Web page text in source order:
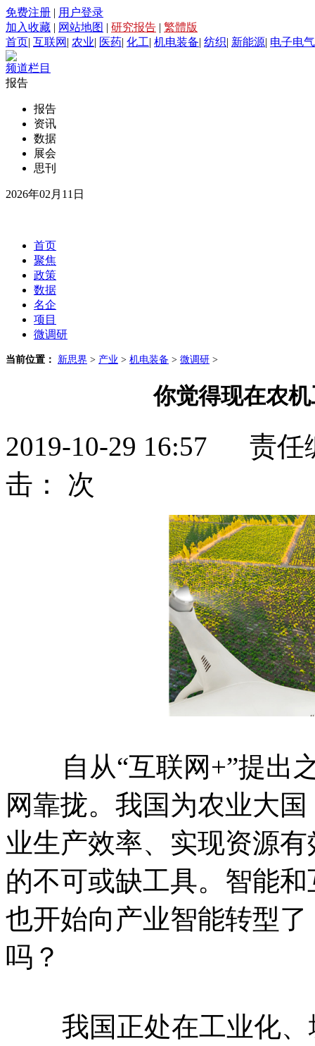
免费注册 | 用户登录
加入收藏 | 网站地图 | 研究报告 | 繁體版
首页| 互联网 | 农业| 医药| 化工| 机电装备| 纺织| 新能源| 电子电气
频道栏目
报告
报告
资讯
数据
展会
思刊
2026年02月11日
首页
聚焦
政策
数据
名企
项目
微调研
当前位置： 新思界 > 产业 > 机电装备 > 微调研 >
你觉得现在农
2019-10-29 16:57 责
击： 次
自从“互联网+”提出之
网靠拢。我国为农业大
业生产效率、实现资源
的不可或缺工具。智能
也开始向产业智能转型
吗？
我国正处在工业化、